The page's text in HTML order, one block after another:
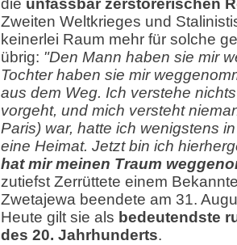
die unfassbar zerstörerischen
Zweiten Weltkrieges und
keinerlei Raum mehr für solche
übrig: "Den Mann haben sie mir
Tochter haben sie mir
aus dem Weg. Ich verstehe
vorgeht, und mich versteht
Paris) war, hatte ich wenigstens
eine Heimat. Jetzt bin ich
hat mir meinen Traum
zutiefst Zerrüttete einem
Zwetajewa beendete am 31.
Heute gilt sie als bedeutendste
des 20. Jahrhunderts.